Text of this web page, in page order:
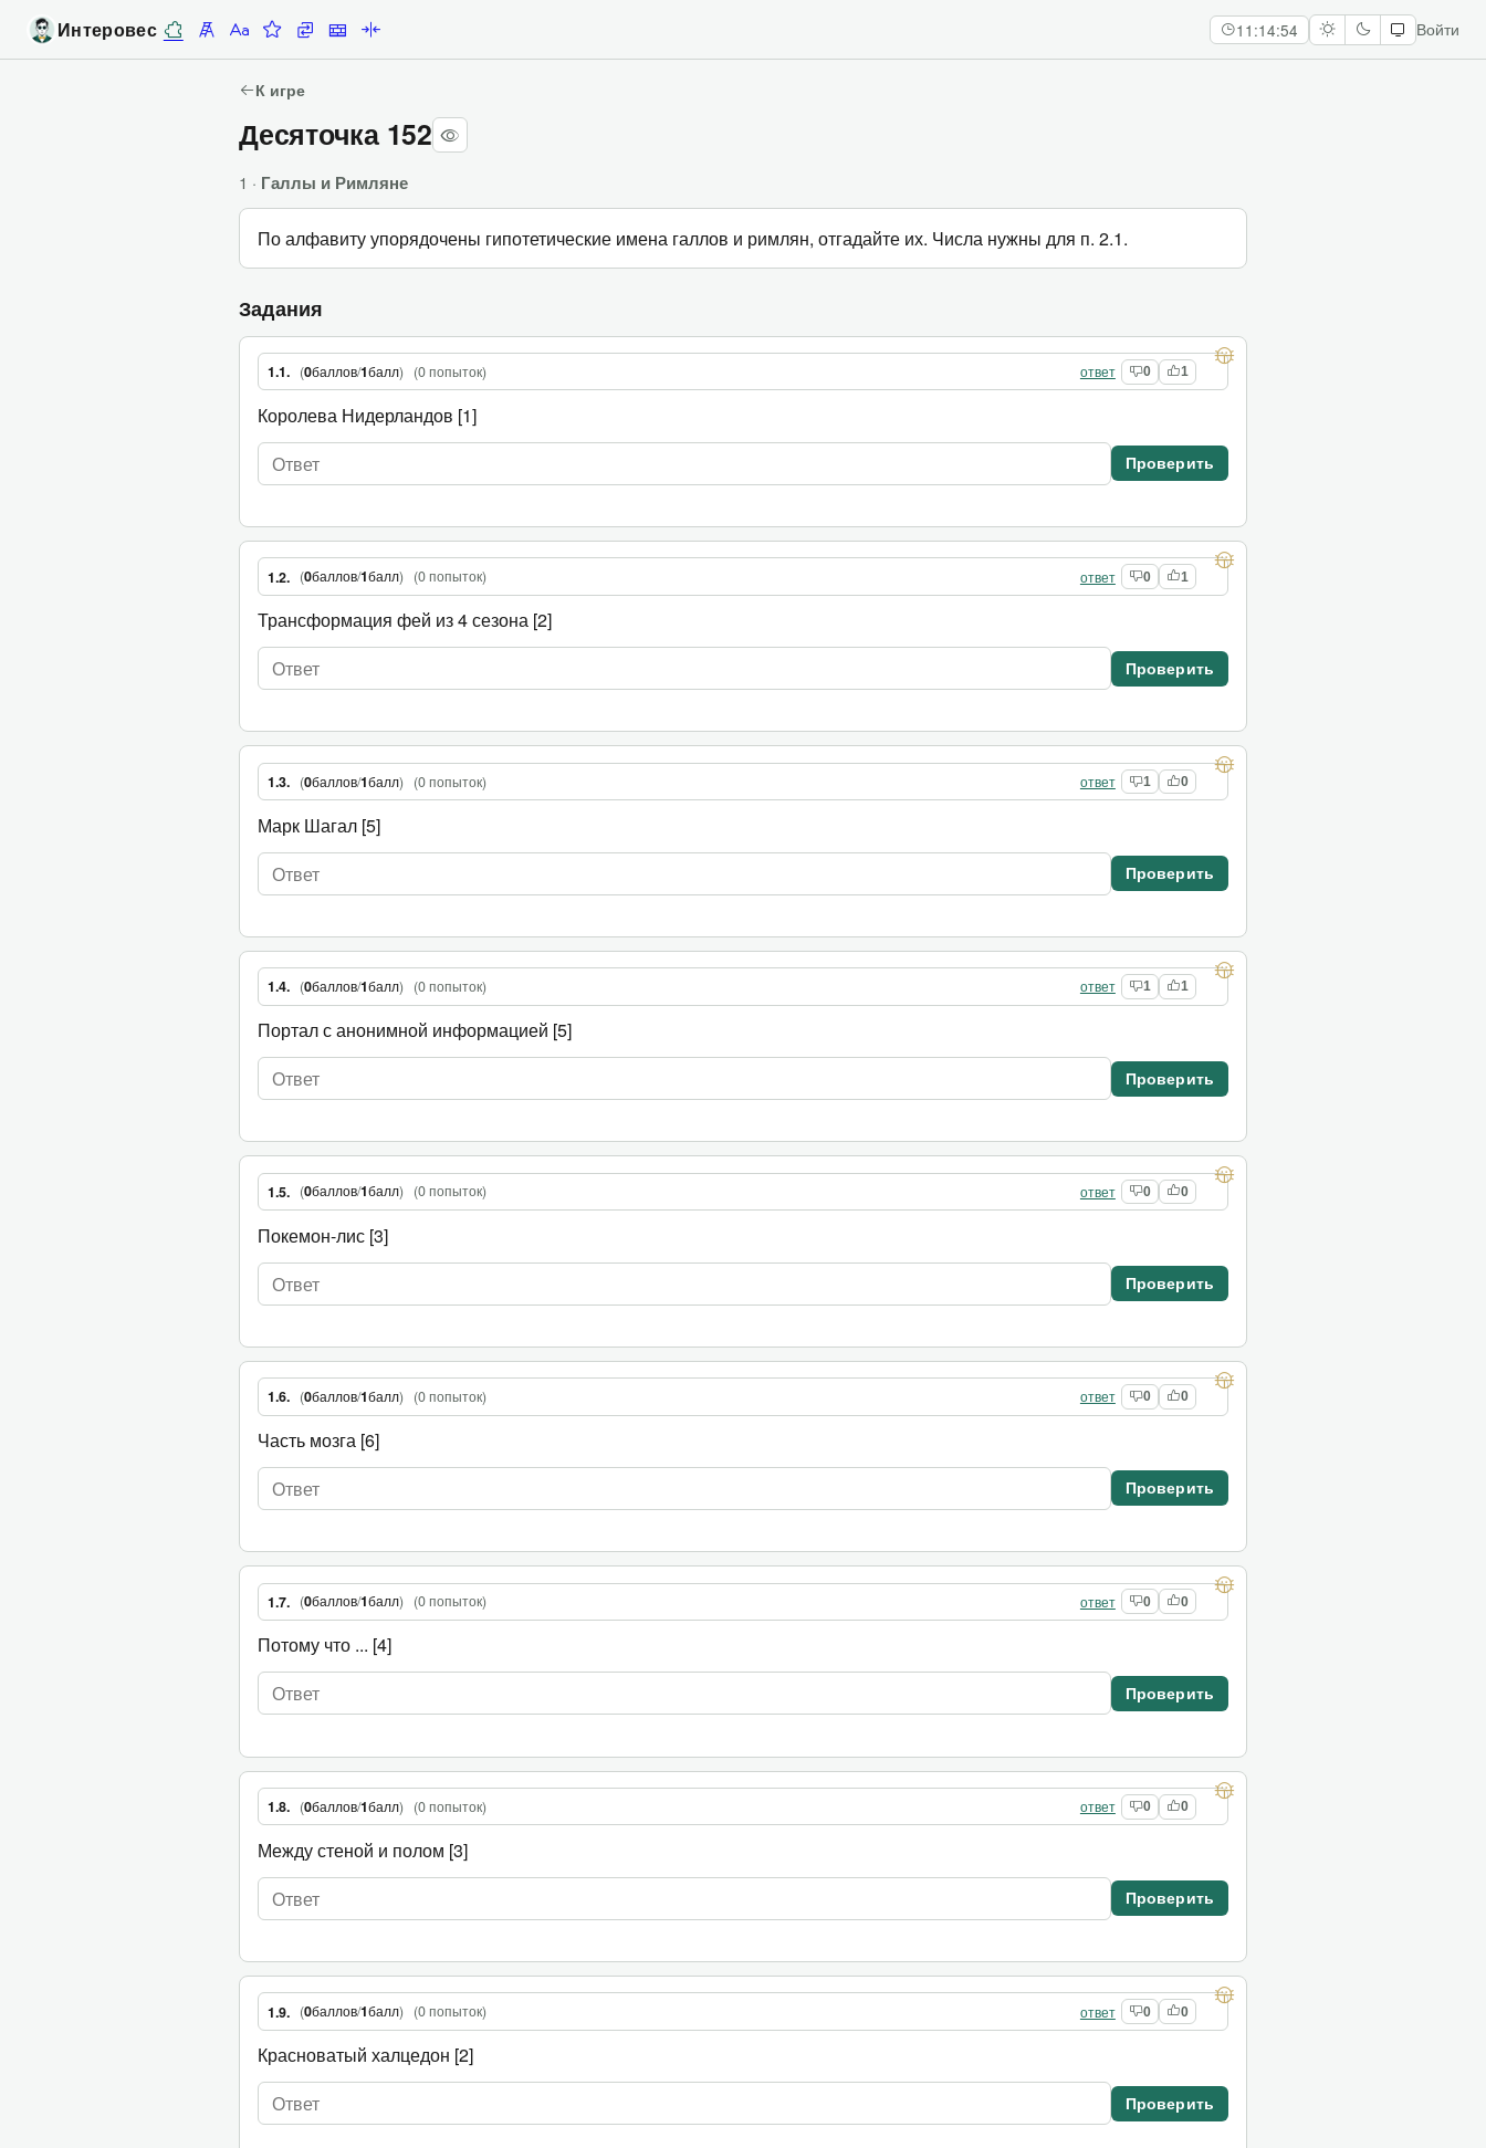
Интеровес Десяточки
ЛесенкаАлфавитка
Задание недели
ЗаменыСтеныПалиндромы 11:14:55 Войти
К игре
Десяточка 152
1 · Галлы и Римляне
По алфавиту упорядочены гипотетические имена галлов и римлян, отгадайте их. Числа нужны для п. 2.1.
Задания
1.1. (0баллов/1балл) (0 попыток) ответ 0 1
Королева Нидерландов [1]
Проверить
1.2. (0баллов/1балл) (0 попыток) ответ 0 1
Трансформация фей из 4 сезона [2]
Проверить
1.3. (0баллов/1балл) (0 попыток) ответ 1 0
Марк Шагал [5]
Проверить
1.4. (0баллов/1балл) (0 попыток) ответ 1 1
Портал с анонимной информацией [5]
Проверить
1.5. (0баллов/1балл) (0 попыток) ответ 0 0
Покемон-лис [3]
Проверить
1.6. (0баллов/1балл) (0 попыток) ответ 0 0
Часть мозга [6]
Проверить
1.7. (0баллов/1балл) (0 попыток) ответ 0 0
Потому что ... [4]
Проверить
1.8. (0баллов/1балл) (0 попыток) ответ 0 0
Между стеной и полом [3]
Проверить
1.9. (0баллов/1балл) (0 попыток) ответ 0 0
Красноватый халцедон [2]
Проверить